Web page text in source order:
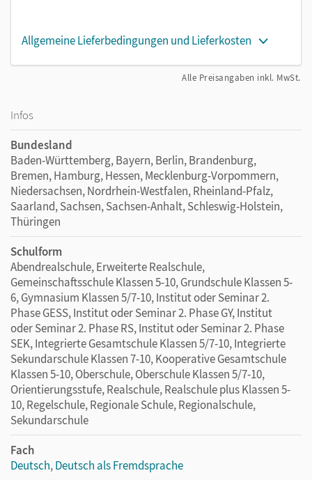
Allgemeine Lieferbedingungen und Lieferkosten
Alle Preisangaben inkl. MwSt.
Infos
Bundesland
Baden-Württemberg, Bayern, Berlin, Brandenburg,
Bremen, Hamburg, Hessen, Mecklenburg-Vorpommern,
Niedersachsen, Nordrhein-Westfalen, Rheinland-Pfalz,
Saarland, Sachsen, Sachsen-Anhalt, Schleswig-Holstein,
Thüringen
Schulform
Abendrealschule, Erweiterte Realschule,
Gemeinschaftsschule Klassen 5-10, Grundschule Klassen 5-
6, Gymnasium Klassen 5/7-10, Institut oder Seminar 2.
Phase GESS, Institut oder Seminar 2. Phase GY, Institut
oder Seminar 2. Phase RS, Institut oder Seminar 2. Phase
SEK, Integrierte Gesamtschule Klassen 5/7-10, Integrierte
Sekundarschule Klassen 7-10, Kooperative Gesamtschule
Klassen 5-10, Oberschule, Oberschule Klassen 5/7-10,
Orientierungsstufe, Realschule, Realschule plus Klassen 5-
10, Regelschule, Regionale Schule, Regionalschule,
Sekundarschule
Fach
Deutsch,Deutsch als Fremdsprache